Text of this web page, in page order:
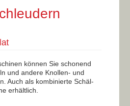
können Sie schonend
und andere Knollen- und
Auch als kombinierte Schäl-
erhältlich.